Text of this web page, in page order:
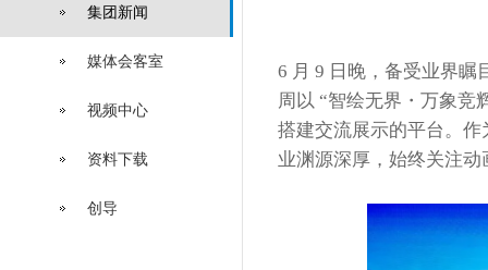
集团新闻
媒体会客室
视频中心
资料下载
创导
6 月 9 日晚，备受业界瞩
周以 “智绘无界・万象竞
搭建交流展示的平台。
业渊源深厚，始终关注